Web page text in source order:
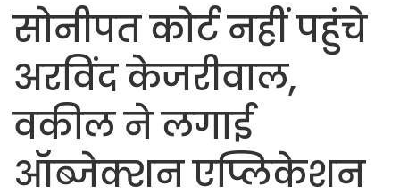
सोनीपत कोर्ट नहीं पहुंचे
अरविंद केजरीवाल,
वकील ने लगाई
ऑब्जेक्शन एप्लिकेशन